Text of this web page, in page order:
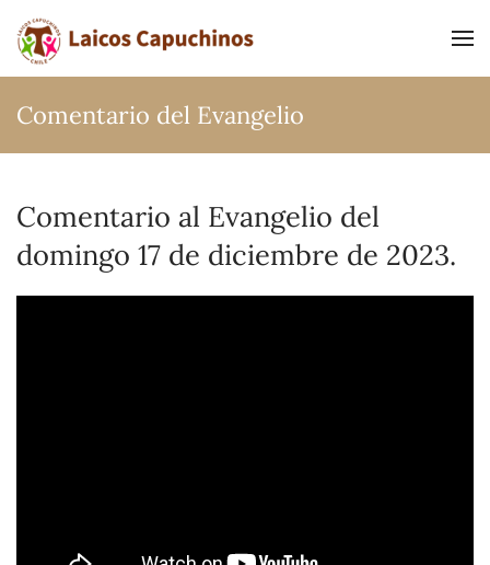
Ir al contenido principal
Comentario del Evangelio
Comentario al Evangelio del
domingo 17 de diciembre de 2023.